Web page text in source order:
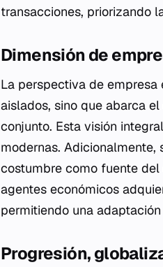
transacciones, priorizando
Dimensión de
La perspectiva de
aislados, sino que abarca
conjunto. Esta visión
modernas.
costumbre como fuente
agentes económicos
permitiendo una
Progresión,